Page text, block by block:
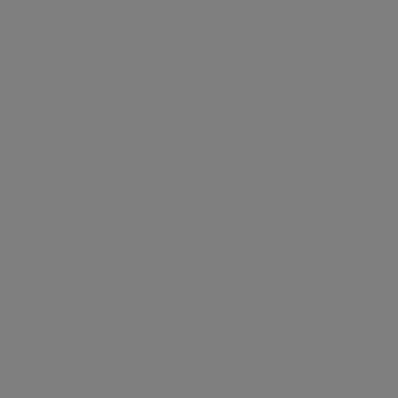
een
volledige
het
werkervaring.
en hanteert
Excel en